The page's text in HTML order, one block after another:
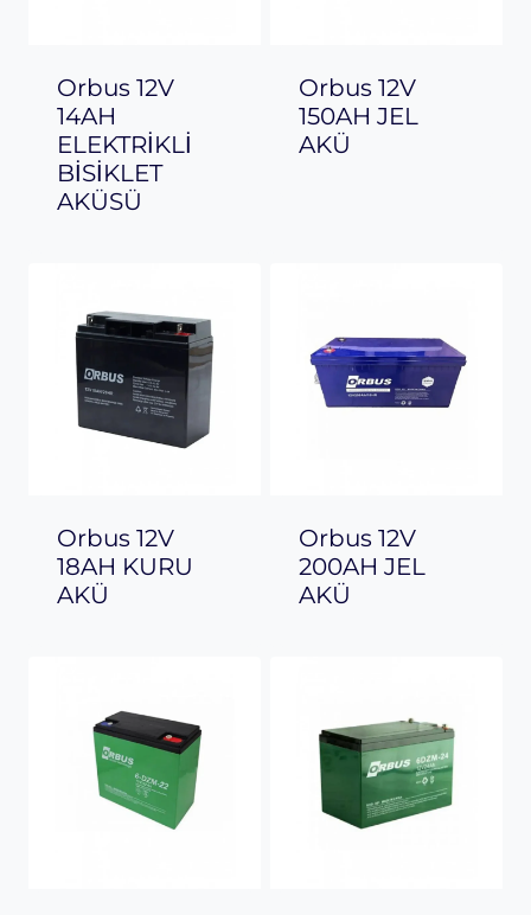
Orbus 12V
14AH
ELEKTRİKLİ
BİSİKLET
AKÜSÜ
Orbus 12V
150AH JEL
AKÜ
Orbus 12V
18AH KURU
AKÜ
Orbus 12V
200AH JEL
AKÜ